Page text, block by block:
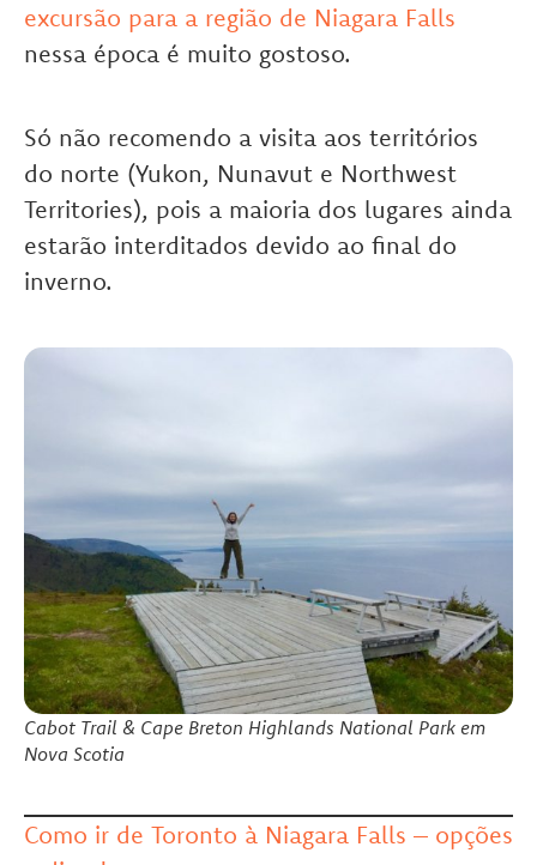
excursão para a região de Niagara Falls
nessa época é muito gostoso.
Só não recomendo a visita aos territórios
do norte (Yukon, Nunavut e Northwest
Territories), pois a maioria dos lugares ainda
estarão interditados devido ao final do
inverno.
Cabot Trail & Cape Breton Highlands National Park em
Nova Scotia
Como ir de Toronto à Niagara Falls – opções